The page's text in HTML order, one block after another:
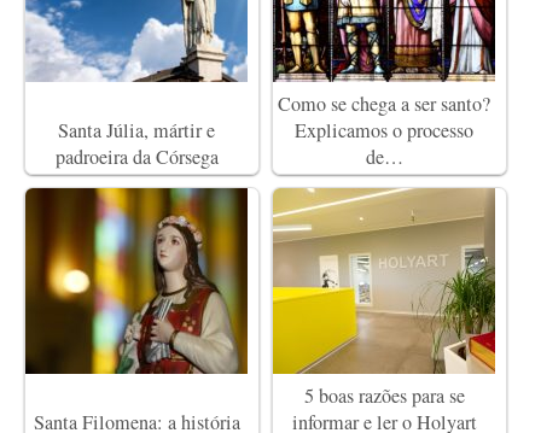
Santa Júlia, mártir e
padroeira da Córsega
Como se chega a ser santo?
Explicamos o processo
de…
Santa Filomena: a história
5 boas razões para se
informar e ler o Holyart